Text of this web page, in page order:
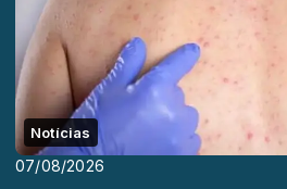
Notícias
07/08/2026